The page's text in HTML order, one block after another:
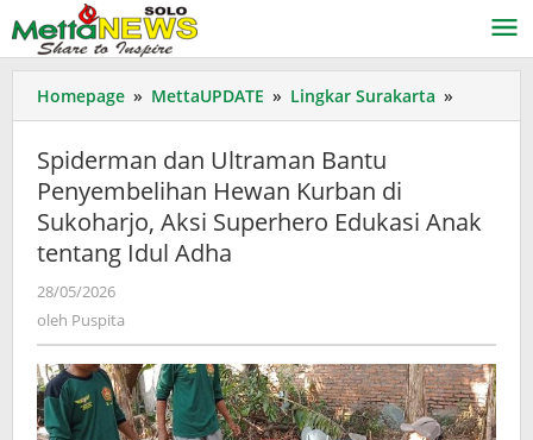
ke
konten
Homepage » MettaUPDATE » Lingkar Surakarta »
dan
Hewan
Edukasi
Anak
tentang
Spiderman dan Ultraman Bantu
Penyembelihan Hewan Kurban di
Sukoharjo, Aksi Superhero Edukasi Anak
tentang Idul Adha
28/05/2026
oleh Puspita